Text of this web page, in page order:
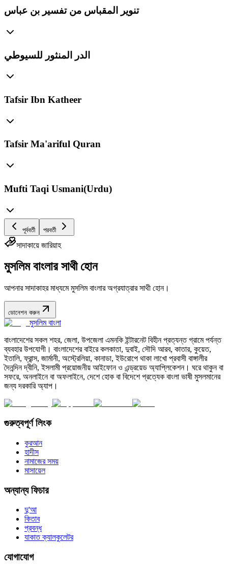
تنوير المقباس من تفسير بن عباس
الدر المنثور للسيوطي
Tafsir Ibn Katheer
Tafsir Ma'ariful Quran
Mufti Taqi Usmani(Urdu)
পূর্ববর্তী পরবর্তী
সাদাকায়ে জারিয়াহ
মুসলিম বাংলার সাথী হোন
আপনার সাদাকাহর মাধ্যমে মুসলিম বাংলার অগ্রযাত্রার সাথী হোন।
ডোনেশন করুন
মুসলিম বাংলা
বাংলাদেশের সকল শহর, জেলা, উপজেলা এমনকি ইন্টারনেট বিহীন প্রত্যন্ত গ্রামে পর্যন্ত
ব্যবহার উপযোগী। বাংলাদেশের বাইরে কলকাতা, দুবাই, সৌদি আরব, কাতার, কুয়েত,
ইতালি, ফ্রান্স, জার্মানী, অস্ট্রেলিয়া, কানাডা, ইউরোপে থাকা লাখো প্রবাসী বাঙ্গালীর
দৈনন্দিন দ্বীনি, ইসলামী প্রয়োজনীয় আইফোন ও এন্ড্রয়েড অ্যাপ্লিকেশন। ঘরে থাকুন বা
সফরে, অনলাইনে বা অফলাইনে, দেশে হোক বা বিদেশে প্রত্যেক বাংলা ভাষী মুসলমানের
জন্য দরকারি অ্যাপ।
গুরুত্বপূর্ণ লিংক
কুরআন
হাদীস
নামাজের সময়
মাসায়েল
অন্যান্য ফিচার
দু'আ
কিতাব
প্রবন্ধ
যাকাত ক্যালকুলেটর
যোগাযোগ